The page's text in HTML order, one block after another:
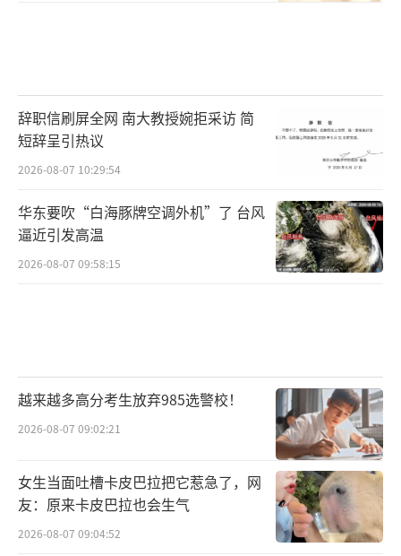
辞职信刷屏全网 南大教授婉拒采访 简
短辞呈引热议
2026-08-07 10:29:54
华东要吹“白海豚牌空调外机”了 台风
逼近引发高温
2026-08-07 09:58:15
越来越多高分考生放弃985选警校！
2026-08-07 09:02:21
女生当面吐槽卡皮巴拉把它惹急了，网
友：原来卡皮巴拉也会生气
2026-08-07 09:04:52